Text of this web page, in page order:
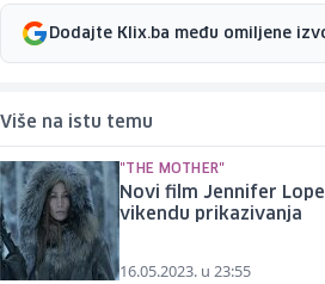
Dodajte Klix.ba među omiljene
Više na istu temu
"THE MOTHER"
Novi film Jennifer
vikendu prikazivanja
16.05.2023. u 23:55